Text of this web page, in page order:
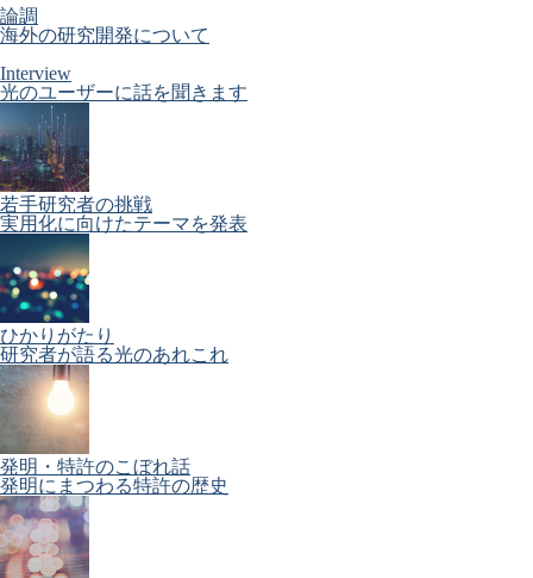
論調
海外の研究開発について
Interview
光のユーザーに話を聞きます
若手研究者の挑戦
実用化に向けたテーマを発表
ひかりがたり
研究者が語る光のあれこれ
発明・特許のこぼれ話
発明にまつわる特許の歴史